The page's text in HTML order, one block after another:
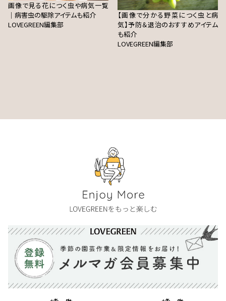
画像で見る花につく虫や病気一覧
｜病害虫の駆除アイテムも紹介
LOVEGREEN編集部
【画像で分かる野菜につく虫と病
気】予防＆退治のおすすめアイテム
も紹介
LOVEGREEN編集部